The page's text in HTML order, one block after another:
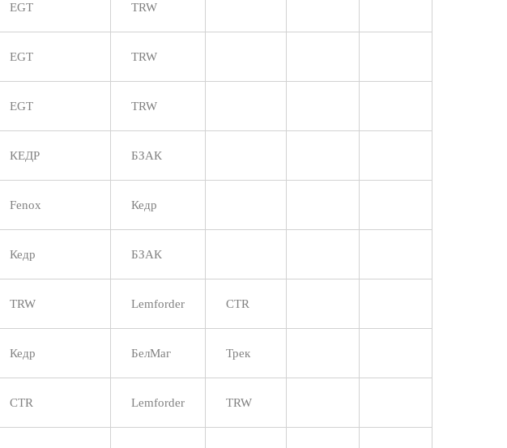
EGT TRW
EGT TRW
EGT TRW
КЕДР БЗАК
Fenox Кедр
Кедр БЗАК
TRW Lemforder CTR
Кедр БелМаг Трек
CTR Lemforder TRW